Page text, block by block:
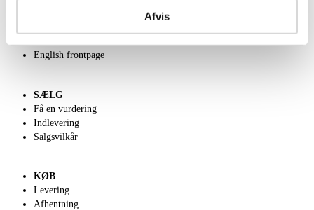
Afvis
English frontpage
SÆLG
Få en vurdering
Indlevering
Salgsvilkår
KØB
Levering
Afhentning